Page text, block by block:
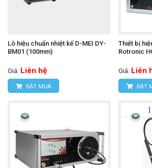
Lò hiệu chuẩn nhiệt kế D-MEI DY-
BM01 (100mm)
Giá: Liên hệ
ĐẶT MUA
Thiết bị
Rotronic
Giá: Liên
ĐẶT